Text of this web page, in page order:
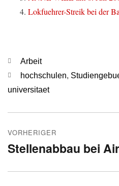
Lokfuehrer-Streik bei der
Kategorien
Arbeit
Schlagwörter
hochschulen,
universitaet
VORHERIGER
Vorheriger
Stellenabbau bei